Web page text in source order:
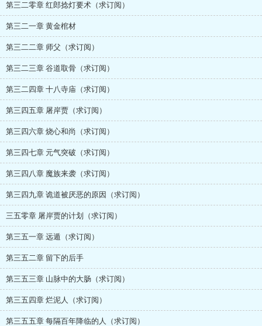
第三二零章 红郎捻灯要术（求订阅）
第三二一章 黄金棺材
第三二二章 师父（求订阅）
第三二三章 谷道取骨（求订阅）
第三二四章 十八寺庙（求订阅）
第三四五章 屠岸贾（求订阅）
第三四六章 烧心和尚（求订阅）
第三四七章 元气突破（求订阅）
第三四八章 魔族来袭（求订阅）
第三四九章 诡道被厌恶的原因（求订阅）
三五零章 屠岸贾的计划（求订阅）
第三五一章 远遁（求订阅）
第三五二章 留下的后手
第三五三章 山脉中的大肠（求订阅）
第三五四章 烂泥人（求订阅）
第三五五章 每隔百年降临的人（求订阅）